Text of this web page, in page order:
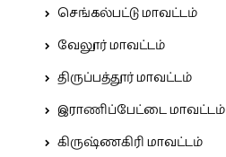
செங்கல்பட்டு மாவட்டம்
வேலூர் மாவட்டம்
திருப்பத்தூர் மாவட்டம்
இராணிப்பேட்டை மாவட்டம்
கிருஷ்ணகிரி மாவட்டம்